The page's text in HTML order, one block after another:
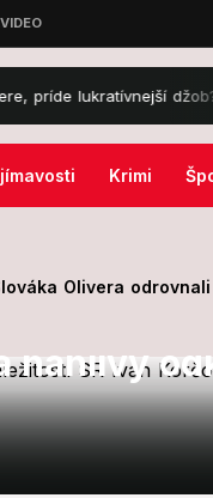
džob?!
Krimi
Olivera
hanlivý